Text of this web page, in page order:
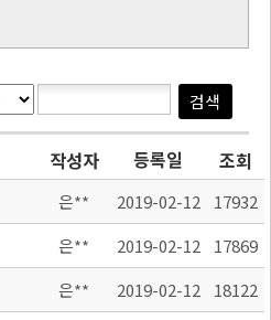
작성자 등록일 조회
은** 2019-02-12
17932
은** 2019-02-12
17869
은** 2019-02-12
18122